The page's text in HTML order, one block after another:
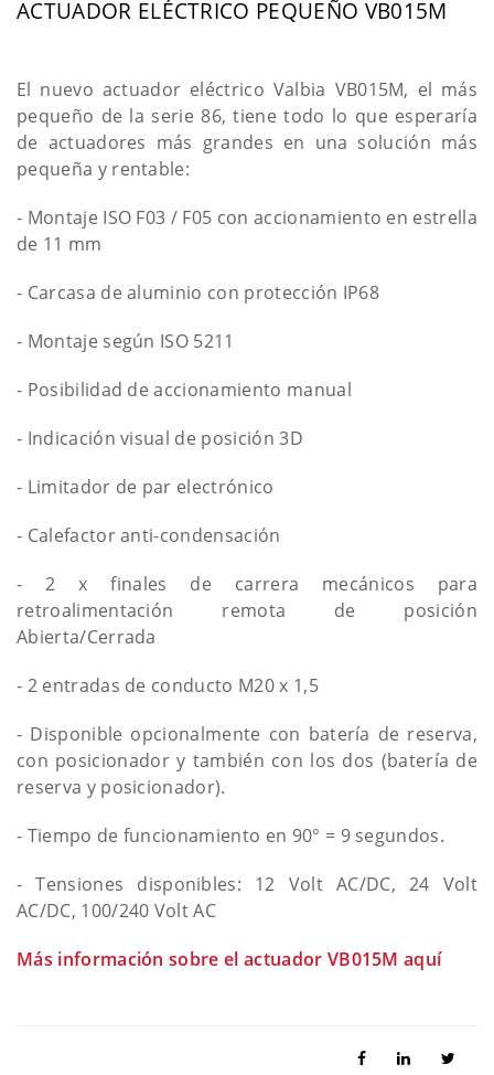
ACTUADOR ELÉCTRICO PEQUEÑO VB015M
El nuevo actuador eléctrico Valbia VB015M, el más
pequeño de la serie 86, tiene todo lo que esperaría
de actuadores más grandes en una solución más
pequeña y rentable:
- Montaje ISO F03 / F05 con accionamiento en estrella
de 11 mm
- Carcasa de aluminio con protección IP68
- Montaje según ISO 5211
- Posibilidad de accionamiento manual
- Indicación visual de posición 3D
- Limitador de par electrónico
- Calefactor anti-condensación
- 2 x finales de carrera mecánicos para
retroalimentación remota de posición
Abierta/Cerrada
- 2 entradas de conducto M20 x 1,5
- Disponible opcionalmente con batería de reserva,
con posicionador y también con los dos (batería de
reserva y posicionador).
- Tiempo de funcionamiento en 90° = 9 segundos.
- Tensiones disponibles: 12 Volt AC/DC, 24 Volt
AC/DC, 100/240 Volt AC
Más información sobre el actuador VB015M aquí